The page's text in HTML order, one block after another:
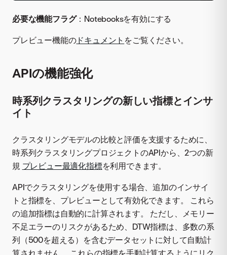
必要な機能フラグ：Notebooksを有効にする
プレビュー機能のドキュメント をご覧ください。
APIの機能強化
時系列クラスタリングの新しい指標とインサ
イト
クラスタリングモデルの比較と評価を支援するために、
時系列クラスタリングプロジェクトのAPIから、2つの新
規 プレビュー最適化指標を利用できます。
APIでクラスタリングを使用する場合、追加のインサイ
トと指標を、プレビューとして有効化できます。 これら
の追加指標は自動的に計算されます。 ただし、メモリー
不足エラーのリスクがあるため、DTW指標は、多数の系
列（500を超える）を含むデータセットに対して自動計